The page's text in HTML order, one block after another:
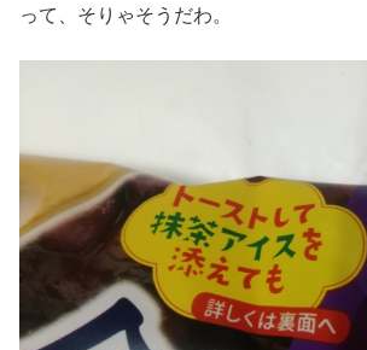
って、そりゃそうだわ。